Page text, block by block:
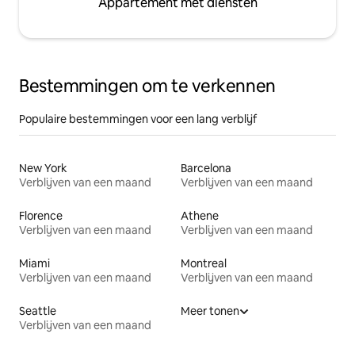
Bestemmingen om te verkennen
Populaire bestemmingen voor een lang verblijf
New York
Verblijven van een maand
Barcelona
Verblijven van een maand
Florence
Verblijven van een maand
Athene
Verblijven van een maand
Miami
Verblijven van een maand
Montreal
Verblijven van een maand
Seattle
Verblijven van een maand
Meer tonen